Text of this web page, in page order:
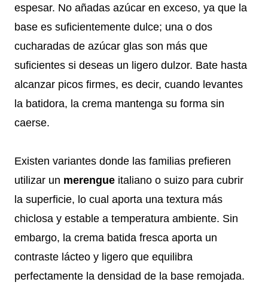
espesar. No añadas azúcar en exceso, ya que la
base es suficientemente dulce; una o dos
cucharadas de azúcar glas son más que
suficientes si deseas un ligero dulzor. Bate hasta
alcanzar picos firmes, es decir, cuando levantes
la batidora, la crema mantenga su forma sin
caerse.
Existen variantes donde las familias prefieren
utilizar un merengue italiano o suizo para cubrir
la superficie, lo cual aporta una textura más
chiclosa y estable a temperatura ambiente. Sin
embargo, la crema batida fresca aporta un
contraste lácteo y ligero que equilibra
perfectamente la densidad de la base remojada.